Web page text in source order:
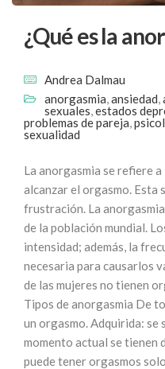
¿Qué es la
Andrea Dalmau
anorgasmia,ansiedad,
sexuales,estados
problemas de pareja,
sexualidad
La anorgasmia se refiere
alcanzar el orgasmo. Esta
frustración. La
de la población mundial.
intensidad; además, la
necesaria para causarlos
de las mujeres no tienen
Tipos de anorgasmia De
un orgasmo. Adquirida: se
momento actual se tienen
puede tener orgasmos